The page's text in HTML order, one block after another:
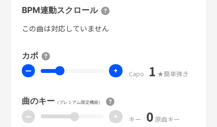
BPM連動スクロール
この曲は対応していません
カポ
ー + Capo 1 ★簡単弾き
曲のキー（プレミアム限定機能）
ー + キー 0 原曲キー